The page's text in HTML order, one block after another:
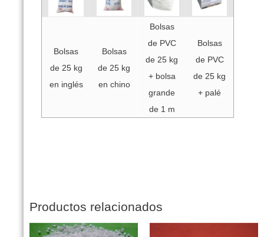
Bolsas
de 25 kg
en inglés
Bolsas
de 25 kg
en chino
Bolsas
de PVC
de 25 kg
+ bolsa
grande
de 1 m
Bolsas
de PVC
de 25 kg
+ palé
Productos relacionados